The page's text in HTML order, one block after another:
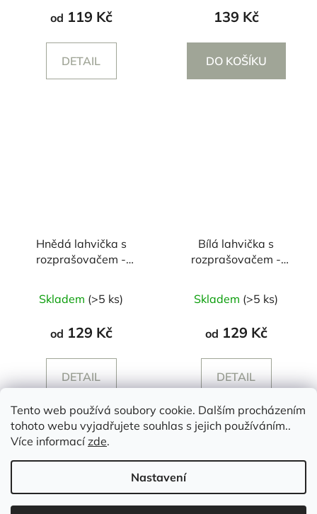
Tento web používá soubory cookie. Dalším procházením
tohoto webu vyjadřujete souhlas s jejich používáním..
Více informacízde.
Nastavení
od 119 Kč
DETAIL
produktu
z
139 Kč
DO KOŠÍKU
Hnědá lahvička s
rozprašovačem -
hodnocení
produktu
5,0
z
hvězdiček.
Skladem (>5 ks)
od 129 Kč
DETAIL
Bílá lahvička s
rozprašovačem -
Skladem (>5 ks)
od 129 Kč
DETAIL